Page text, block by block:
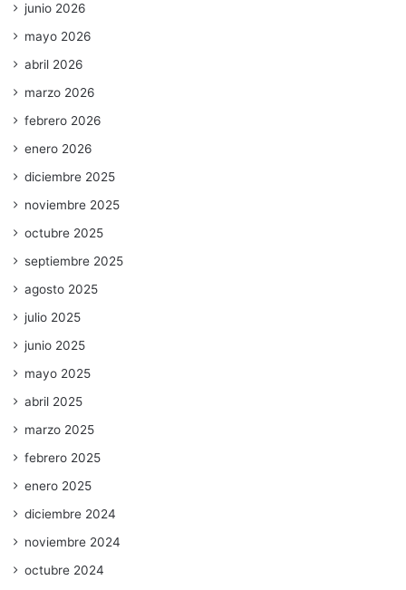
junio 2026
mayo 2026
abril 2026
marzo 2026
febrero 2026
enero 2026
diciembre 2025
noviembre 2025
octubre 2025
septiembre 2025
agosto 2025
julio 2025
junio 2025
mayo 2025
abril 2025
marzo 2025
febrero 2025
enero 2025
diciembre 2024
noviembre 2024
octubre 2024